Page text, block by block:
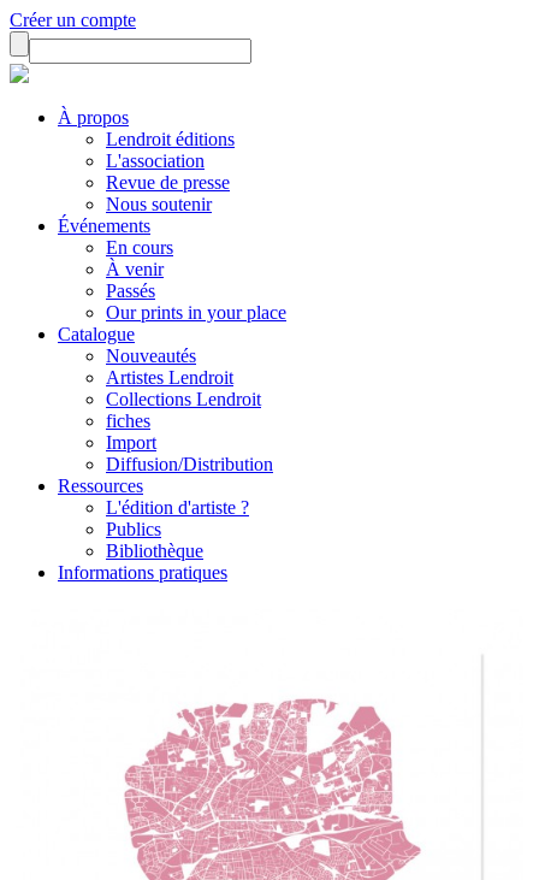
Créer un compte
À propos
Lendroit éditions
L'association
Revue de presse
Nous soutenir
Événements
En cours
À venir
Passés
Our prints in your place
Catalogue
Nouveautés
Artistes Lendroit
Collections Lendroit
fiches
Import
Diffusion/Distribution
Ressources
L'édition d'artiste ?
Publics
Bibliothèque
Informations pratiques